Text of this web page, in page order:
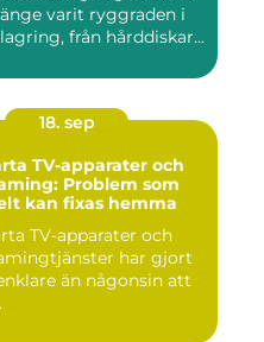
varit ryggraden i
från hårddiskar...
18. sep
TV-apparater och
Problem som
kan fixas hemma
TV-apparater och
har gjort
än någonsin att